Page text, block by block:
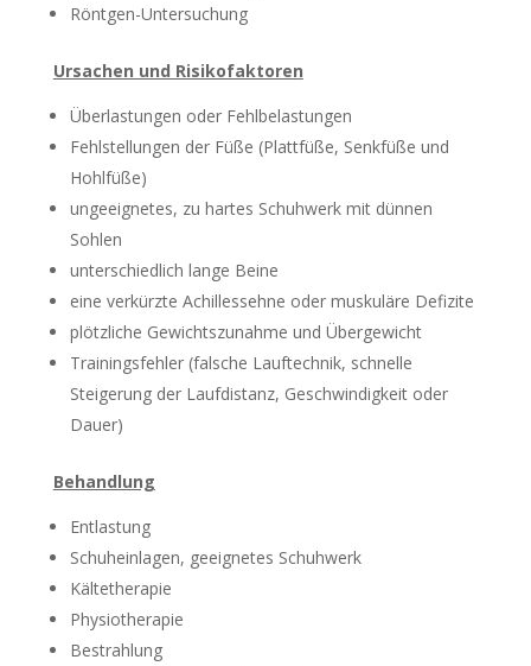
Röntgen-Untersuchung
Ursachen und Risikofaktoren
Überlastungen oder Fehlbelastungen
Fehlstellungen der Füße (Plattfüße, Senkfüße und
Hohlfüße)
ungeeignetes, zu hartes Schuhwerk mit dünnen
Sohlen
unterschiedlich lange Beine
eine verkürzte Achillessehne oder muskuläre Defizite
plötzliche Gewichtszunahme und Übergewicht
Trainingsfehler (falsche Lauftechnik, schnelle
Steigerung der Laufdistanz, Geschwindigkeit oder
Dauer)
Behandlung
Entlastung
Schuheinlagen, geeignetes Schuhwerk
Kältetherapie
Physiotherapie
Bestrahlung